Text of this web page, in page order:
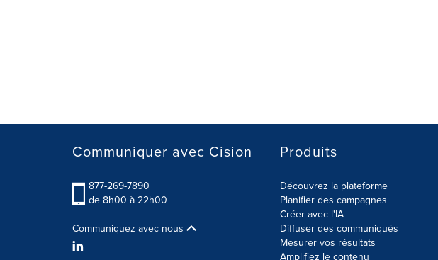
Communiquer avec Cision
877-269-7890
de 8h00 à 22h00
Communiquez avec nous
Produits
Découvrez la plateforme
Planifier des campagnes
Créer avec l'IA
Diffuser des communiqués
Mesurer vos résultats
Amplifiez le contenu